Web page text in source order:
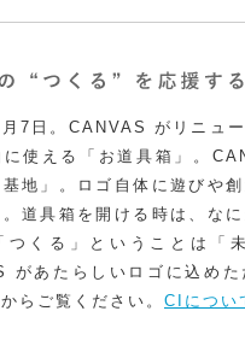
7日。CANVAS がリニュ
に使える「お道具箱」。
地」。ロゴ自体に遊びや
道具箱を開ける時は、な
つくる」ということは「
があたらしいロゴに込め
らご覧ください。 CIについ